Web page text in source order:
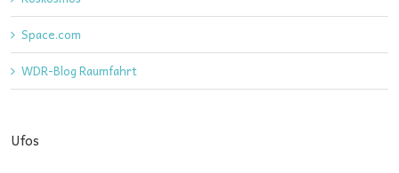
Space.com
WDR-Blog Raumfahrt
Ufos